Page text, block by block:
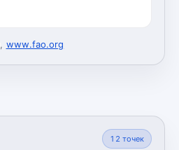
, www.fao.org
12 точек